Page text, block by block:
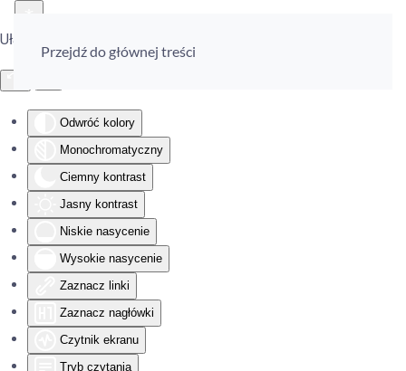
Ułatwienia dostępu
Odwróć kolory
Monochromatyczny
Ciemny kontrast
Jasny kontrast
Niskie nasycenie
Wysokie nasycenie
Zaznacz linki
Zaznacz nagłówki
Czytnik ekranu
Tryb czytania
Przejdź do głównej treści